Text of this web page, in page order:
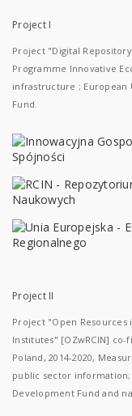
Project I
Project "Digital
Programme Innovative
infrastructure ; European
Fund.
Project II
Project "Open
Institutes" [OZwRCIN]
Poland, 2014-2020,
public sector
Development Fund and